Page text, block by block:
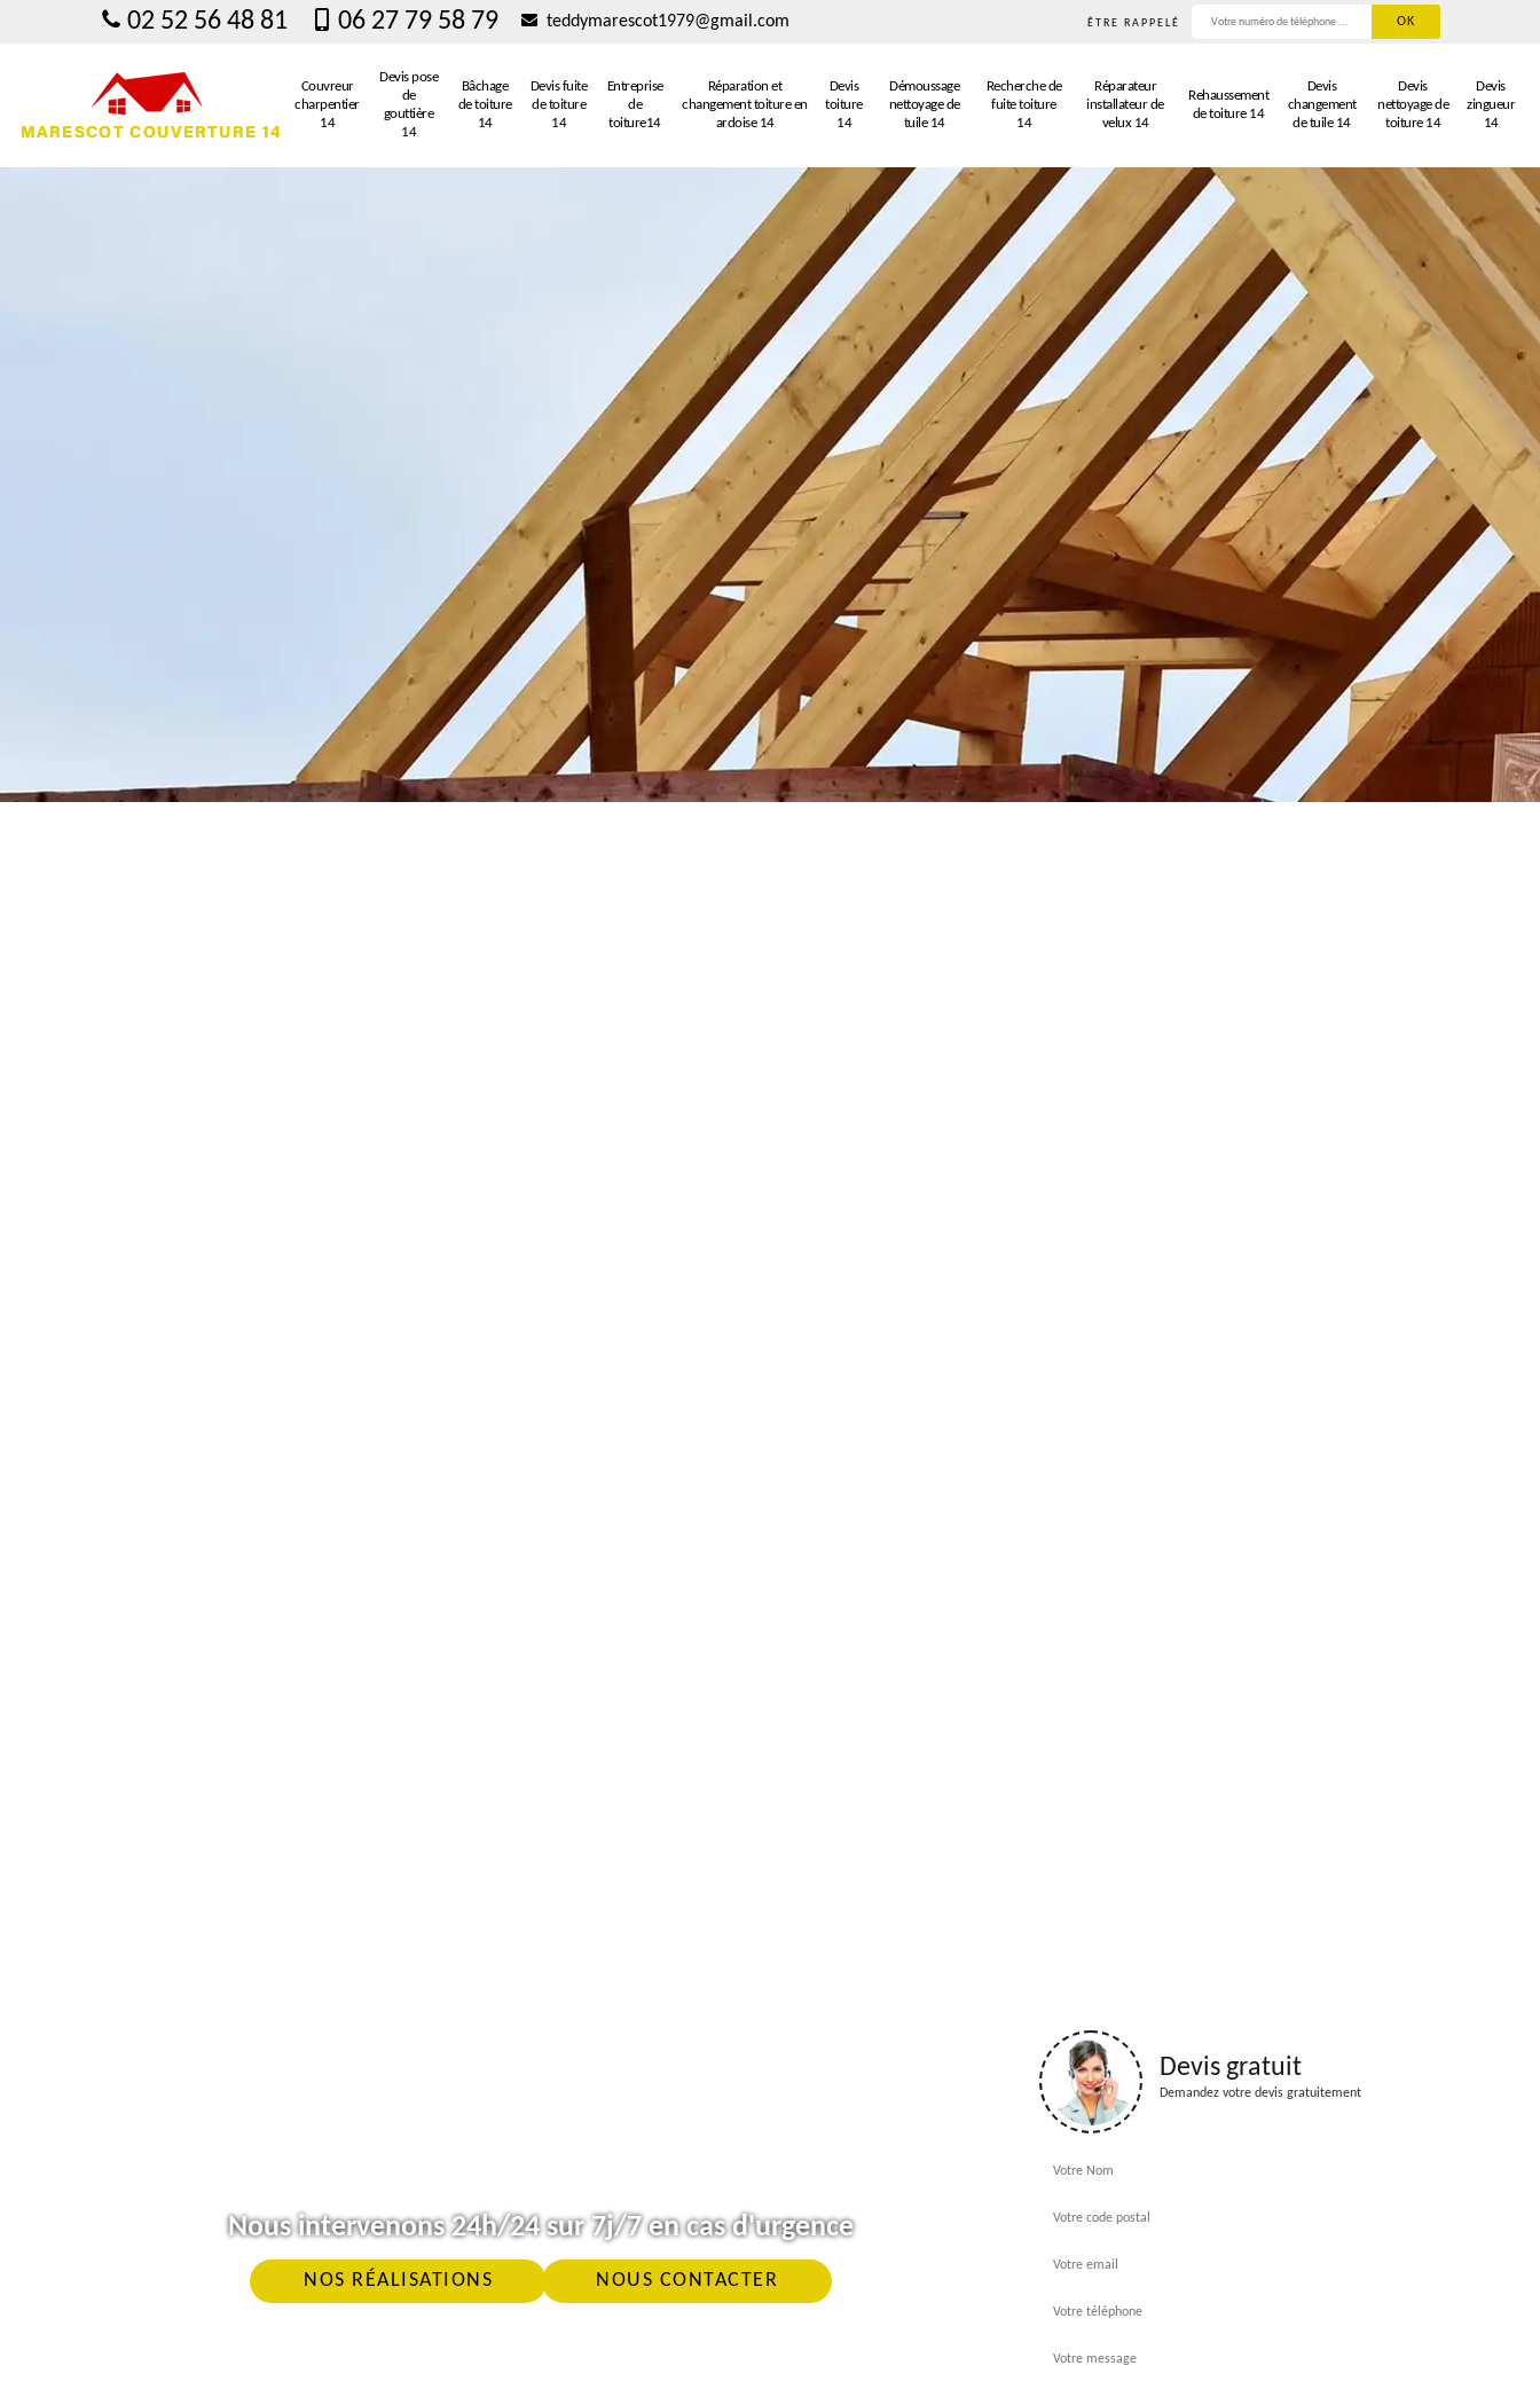
02 52 56 48 81 06 27 79 58 79 teddymarescot1979@gmail.com ÊTRE RAPPELÉ
Couvreur
charpentier
14
Devis pose
de
gouttière
14
Bâchage
de toiture
14
Devis fuite
de toiture
14
Entreprise
de
toiture14
Réparation et
changement toiture en
ardoise 14
Devis
toiture
14
Démoussage
nettoyage de
tuile 14
Recherche de
fuite toiture
14
Réparateur
installateur de
velux 14
Rehaussement
de toiture 14
Devis
changement
de tuile 14
Devis
nettoyage de
toiture 14
Devis
zingueur
14
Nous intervenons 24h/24 sur 7j/7 en cas d'urgence
NOS RÉALISATIONS NOUS CONTACTER
Devis gratuit
Demandez votre devis gratuitement